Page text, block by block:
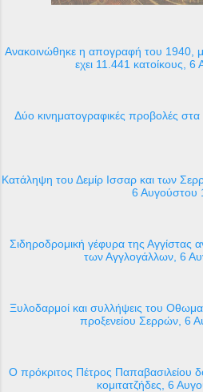
Ανακοινώθηκε η απογραφή του 1940,
εχει 11.441 κατοίκους,
Δύο κινηματογραφικές προβολές
Κατάληψη του Δεμίρ Ισσαρ και των
6 Αυγούστου
Σιδηροδρομική γέφυρα της Αγγίστας
των Αγγλογάλλων, 6
Ξυλοδαρμοί και συλλήψεις του
προξενείου Σερρών, 6
Ο πρόκριτος Πέτρος Παπαβασιλείου
κομιτατζήδες, 6